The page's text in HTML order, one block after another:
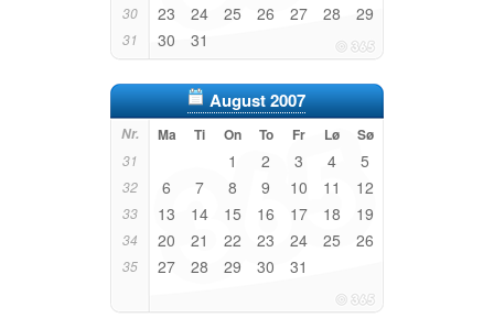
30 23 24 25 26 27 28 29
31 30 31
August 2007
Nr. Ma Ti On To Fr Lø Sø
31 1 2 3 4 5
32 6 7 8 9 10 11 12
33 13 14 15 16 17 18 19
34 20 21 22 23 24 25 26
35 27 28 29 30 31